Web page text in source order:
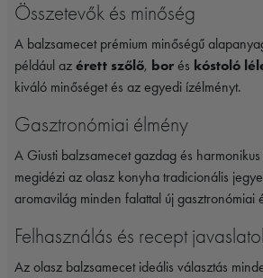
Összetevők és minőség
A balzsamecet prémium minőségű
például az érett szőlő, bor és kóstoló
kiváló minőséget és az egyedi ízélményt.
Gasztronómiai élmény
A Giusti balzsamecet gazdag és
megidézi az olasz konyha tradicionális
aromavilág minden falattal új gasztronómiai
Felhasználás és recept
Az olasz balzsamecet ideális választás